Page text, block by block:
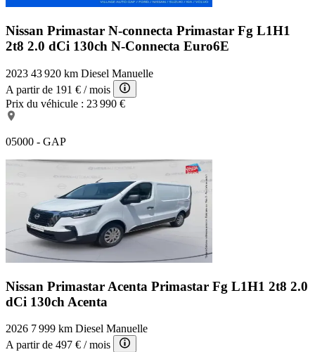
Nissan Primastar N-connecta Primastar Fg L1H1
2t8 2.0 dCi 130ch N-Connecta Euro6E
2023 43 920 km Diesel Manuelle
A partir de 191 € / mois
Prix du véhicule : 23 990 €
05000 - GAP
Nissan Primastar Acenta Primastar Fg L1H1 2t8 2.0
dCi 130ch Acenta
2026 7 999 km Diesel Manuelle
A partir de 497 € / mois